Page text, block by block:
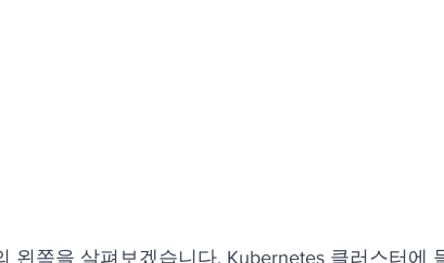
왼쪽을 살펴보겠습니다. Kubernetes 클러스터에